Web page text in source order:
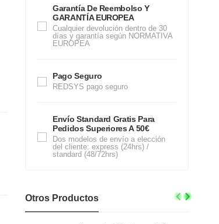
Garantía De Reembolso Y
GARANTÍA EUROPEA
Cualquier devolución dentro de 30
días y garantía según NORMATIVA
EUROPEA
Pago Seguro
REDSYS pago seguro
Envío Standard Gratis Para
Pedidos Superiores A 50€
Dos modelos de envío a elección
del cliente: express (24hrs) /
standard (48/72hrs)
Otros Productos